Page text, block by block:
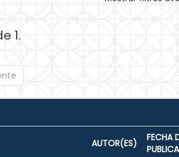
1.
AUTOR(ES)
FECHA